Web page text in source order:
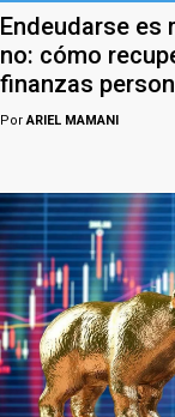
Endeudarse es
no: cómo
finanzas
PorARIEL MAMANI